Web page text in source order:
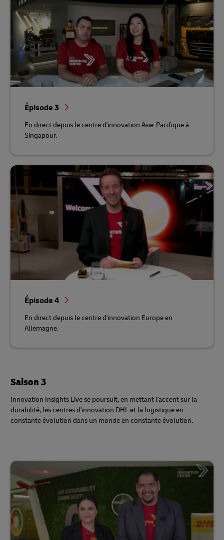
Épisode 3
En direct depuis le centre d'innovation Asie-Pacifique à
Singapour.
Épisode 4
En direct depuis le centre d'innovation Europe en
Allemagne.
Saison 3
Innovation Insights Live se poursuit, en mettant l'accent sur la
durabilité, les centres d'innovation DHL et la logistique en
constante évolution dans un monde en constante évolution.